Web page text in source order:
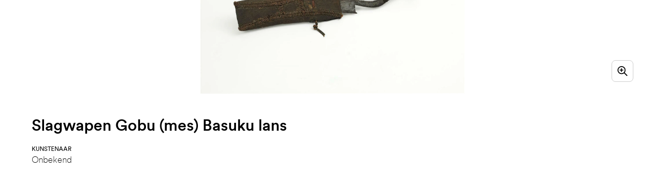
Slagwapen Gobu (mes) Basuku lans
KUNSTENAAR
Onbekend